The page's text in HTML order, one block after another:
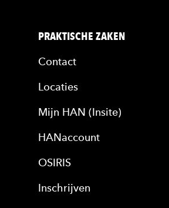
PRAKTISCHE ZAKEN
Contact
Locaties
Mijn HAN (Insite)
HANaccount
OSIRIS
Inschrijven